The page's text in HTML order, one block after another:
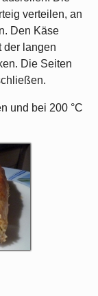
verteilen, an
Den Käse
der langen
Die Seiten
und bei 200 °C